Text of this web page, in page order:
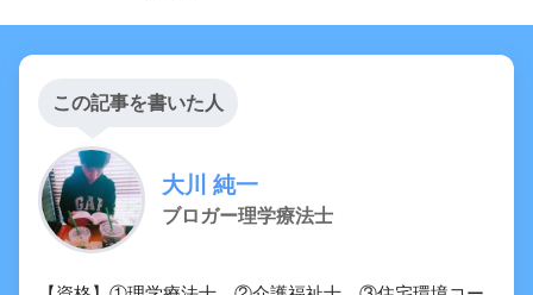
この記事を書いた人
大川 純一
ブロガー理学療法士